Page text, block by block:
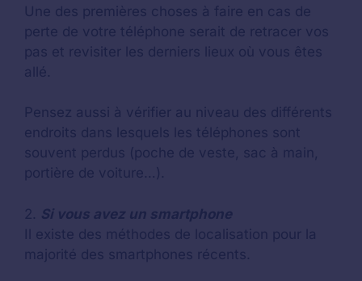
Une des premières choses à faire en cas de
perte de votre téléphone serait de retracer vos
pas et revisiter les derniers lieux où vous êtes
allé.
Pensez aussi à vérifier au niveau des différents
endroits dans lesquels les téléphones sont
souvent perdus (poche de veste, sac à main,
portière de voiture…).
2. Si vous avez un smartphone
Il existe des méthodes de localisation pour la
majorité des smartphones récents.